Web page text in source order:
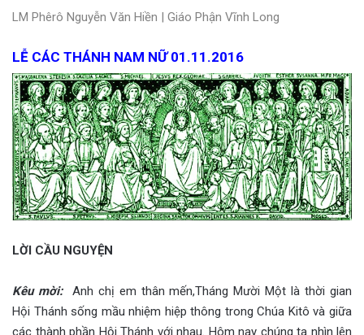
LM Phêrô Nguyễn Văn Hiền | Giáo Phận Vĩnh Long
LỄ CÁC THÁNH NAM NỮ 01.11.2016
LỜI CẦU NGUYỆN
Kêu mời:
Anh chị em thân mến,Tháng Mười Một là thời gian
Hội Thánh sống mầu nhiệm hiệp thông trong Chúa Kitô và giữa
các thành phần Hội Thánh với nhau. Hôm nay chúng ta nhìn lên